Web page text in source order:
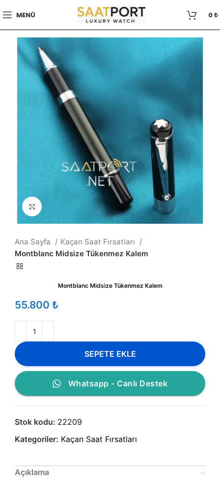
MENÜ 0₺
Büyütmek için tıklayın
Ana Sayfa
Kaçan Saat Fırsatları
Montblanc Midsize Tükenmez Kalem
Montblanc Midsize Tükenmez Kalem
₺
SEPETE EKLE
Whatsapp - Canlı Destek
Stok kodu: 22209
Kategoriler: Kaçan Saat Fırsatları
Açıklama